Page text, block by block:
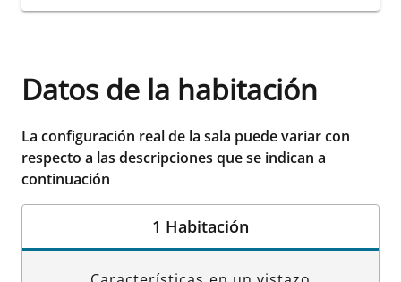
Datos de la habitación
La configuración real de la sala puede variar con
respecto a las descripciones que se indican a
continuación
1 Habitación